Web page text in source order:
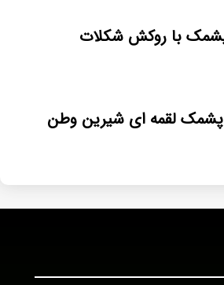
با روکش شکلات
لقمه ای شیرین وطن